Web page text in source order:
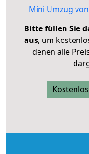
Mini Umzug
Bitte füllen Sie
aus, um
denen alle